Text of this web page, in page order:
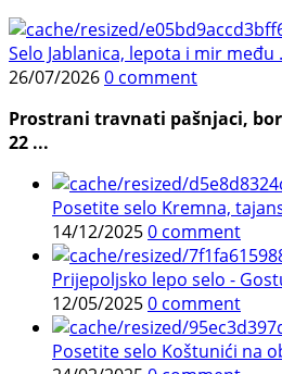
Selo Jablanica, lepota i mir među
26/07/20260 comment
Prostrani travnati pašnjaci,
22 ...
Posetite selo Kremna,
14/12/20250 comment
Prijepoljsko lepo selo -
12/05/20250 comment
Posetite selo Koštunići na